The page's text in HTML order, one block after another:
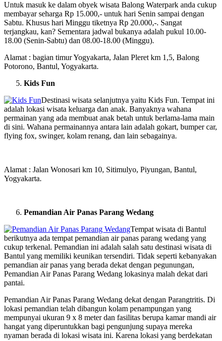
Untuk masuk ke dalam obyek wisata Balong Waterpark anda cukup
membayar seharga Rp 15.000,- untuk hari Senin sampai dengan
Sabtu. Khusus hari Minggu tiketnya Rp 20.000,-. Sangat
terjangkau, kan? Sementara jadwal bukanya adalah pukul 10.00-
18.00 (Senin-Sabtu) dan 08.00-18.00 (Minggu).
Alamat : bagian timur Yogyakarta, Jalan Pleret km 1,5, Balong
Potorono, Bantul, Yogyakarta.
Kids Fun
Destinasi wisata selanjutnya yaitu Kids Fun. Tempat ini
adalah lokasi wisata keluarga dan anak. Banyaknya wahana
permainan yang ada membuat anak betah untuk berlama-lama main
di sini. Wahana permainannya antara lain adalah gokart, bumper car,
flying fox, swinger, kolam renang, dan lain sebagainya.
Alamat : Jalan Wonosari km 10, Sitimulyo, Piyungan, Bantul,
Yogyakarta.
Pemandian Air Panas Parang Wedang
Tempat wisata di Bantul
berikutnya ada tempat pemandian air panas parang wedang yang
cukup terkenal. Pemandian ini adalah salah satu destinasi wisata di
Bantul yang memiliki keunikan tersendiri. Tidak seperti kebanyakan
pemandian air panas yang berada dekat dengan pegunungan,
Pemandian Air Panas Parang Wedang lokasinya malah dekat dari
pantai.
Pemandian Air Panas Parang Wedang dekat dengan Parangtritis. Di
lokasi pemandian telah dibangun kolam penampungan yang
mempunyai ukuran 9 x 8 meter dan fasilitas berupa kamar mandi air
hangat yang diperuntukkan bagi pengunjung supaya mereka
nyaman berada di lokasi wisata ini. Karena lokasi yang berdekatan